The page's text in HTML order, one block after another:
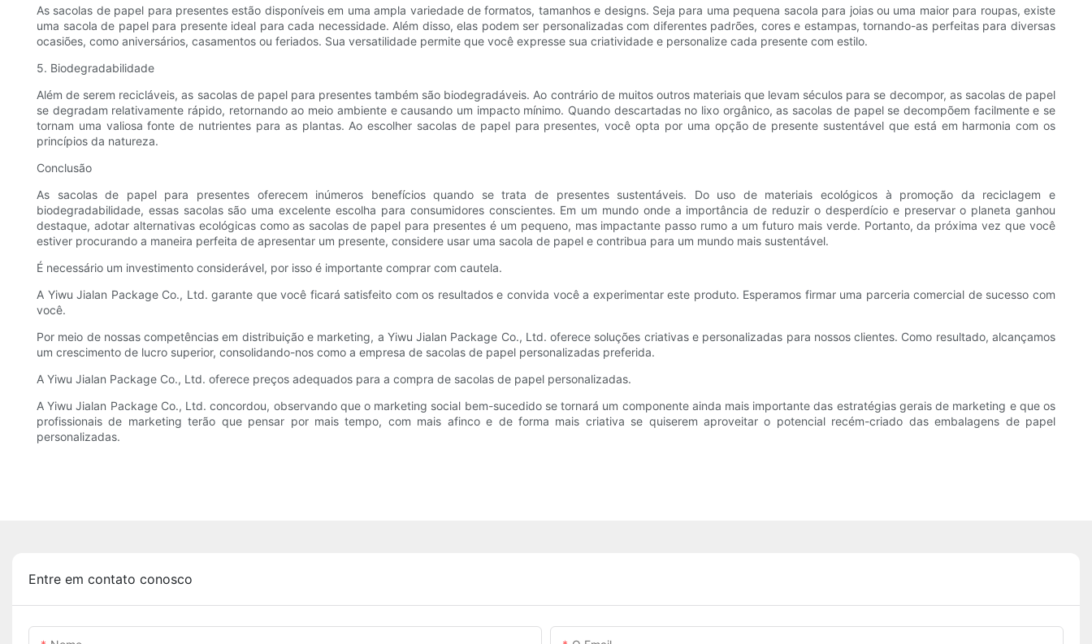
As sacolas de papel para presentes estão disponíveis em uma ampla variedade de formatos, tamanhos e designs. Seja para uma pequena sacola para joias ou uma maior para roupas, existe
uma sacola de papel para presente ideal para cada necessidade. Além disso, elas podem ser personalizadas com diferentes padrões, cores e estampas, tornando-as perfeitas para diversas
ocasiões, como aniversários, casamentos ou feriados. Sua versatilidade permite que você expresse sua criatividade e personalize cada presente com estilo.
5. Biodegradabilidade
Além de serem recicláveis, as sacolas de papel para presentes também são biodegradáveis. Ao contrário de muitos outros materiais que levam séculos para se decompor, as sacolas de papel
se degradam relativamente rápido, retornando ao meio ambiente e causando um impacto mínimo. Quando descartadas no lixo orgânico, as sacolas de papel se decompõem facilmente e se
tornam uma valiosa fonte de nutrientes para as plantas. Ao escolher sacolas de papel para presentes, você opta por uma opção de presente sustentável que está em harmonia com os
princípios da natureza.
Conclusão
As sacolas de papel para presentes oferecem inúmeros benefícios quando se trata de presentes sustentáveis. Do uso de materiais ecológicos à promoção da reciclagem e
biodegradabilidade, essas sacolas são uma excelente escolha para consumidores conscientes. Em um mundo onde a importância de reduzir o desperdício e preservar o planeta ganhou
destaque, adotar alternativas ecológicas como as sacolas de papel para presentes é um pequeno, mas impactante passo rumo a um futuro mais verde. Portanto, da próxima vez que você
estiver procurando a maneira perfeita de apresentar um presente, considere usar uma sacola de papel e contribua para um mundo mais sustentável.
É necessário um investimento considerável, por isso é importante comprar com cautela.
A Yiwu Jialan Package Co., Ltd. garante que você ficará satisfeito com os resultados e convida você a experimentar este produto. Esperamos firmar uma parceria comercial de sucesso com
você.
Por meio de nossas competências em distribuição e marketing, a Yiwu Jialan Package Co., Ltd. oferece soluções criativas e personalizadas para nossos clientes. Como resultado, alcançamos
um crescimento de lucro superior, consolidando-nos como a empresa de sacolas de papel personalizadas preferida.
A Yiwu Jialan Package Co., Ltd. oferece preços adequados para a compra de sacolas de papel personalizadas.
A Yiwu Jialan Package Co., Ltd. concordou, observando que o marketing social bem-sucedido se tornará um componente ainda mais importante das estratégias gerais de marketing e que os
profissionais de marketing terão que pensar por mais tempo, com mais afinco e de forma mais criativa se quiserem aproveitar o potencial recém-criado das embalagens de papel
personalizadas.
Entre em contato conosco